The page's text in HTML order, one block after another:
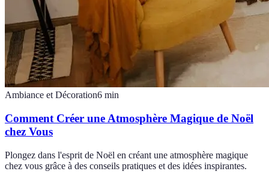
Ambiance et Décoration6 min
Comment Créer une Atmosphère Magique de Noël
chez Vous
Plongez dans l'esprit de Noël en créant une atmosphère magique
chez vous grâce à des conseils pratiques et des idées inspirantes.